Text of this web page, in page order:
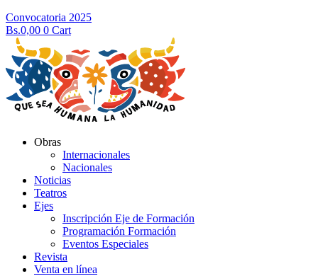
Convocatoria 2025
Bs.0,00 0 Cart
Obras
Internacionales
Nacionales
Noticias
Teatros
Ejes
Inscripción Eje de Formación
Programación Formación
Eventos Especiales
Revista
Venta en línea